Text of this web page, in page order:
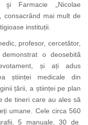
Farmacie „Nicolae
consacrând mai mult de
instituții.
profesor, cercetător,
o deosebită
și ați adus
științei medicale din
țării, a științei pe plan
de tineri care au ales să
umane. Cele circa 560
5 manuale, 30 de